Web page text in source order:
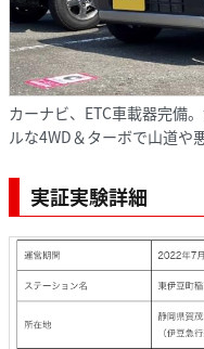
カーナビ、ETC車載器完備
ルな4WD＆ターボで山道や
実証実験詳細